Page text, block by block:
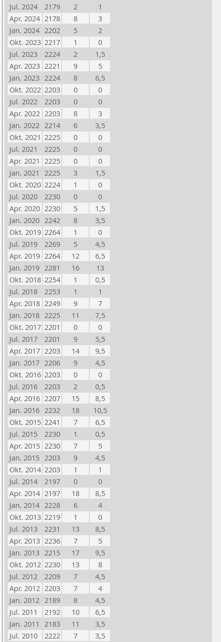
Jul. 2024
2179 2
1
Apr. 2024 2178 8
3
Jan. 2024 2202 5
2
Okt. 2023 2217 1
0
Jul. 2023
2224 2
1,5
Apr. 2023 2221 9
5
Jan. 2023 2224 8
6,5
Okt. 2022 2203 0
0
Jul. 2022
2203 0
0
Apr. 2022 2203 8
3
Jan. 2022 2214 6
3,5
Okt. 2021 2225 0
0
Jul. 2021
2225 0
0
Apr. 2021 2225 0
0
Jan. 2021 2225 3
1,5
Okt. 2020 2224 1
0
Jul. 2020
2230 0
0
Apr. 2020 2230 5
1,5
Jan. 2020 2242 8
3,5
Okt. 2019 2264 1
0
Jul. 2019
2269 5
4,5
Apr. 2019 2264 12
6,5
Jan. 2019 2281 16
13
Okt. 2018 2254 1
0,5
Jul. 2018
2253 1
1
Apr. 2018 2249 9
7
Jan. 2018 2225 11
7,5
Okt. 2017 2201 0
0
Jul. 2017
2201 9
5,5
Apr. 2017 2203 14
9,5
Jan. 2017 2206 9
4,5
Okt. 2016 2203 0
0
Jul. 2016
2203 2
0,5
Apr. 2016 2207 15
8,5
Jan. 2016 2232 18
10,5
Okt. 2015 2241 7
6,5
Jul. 2015
2230 1
0,5
Apr. 2015 2230 7
5
Jan. 2015 2203 9
4,5
Okt. 2014 2203 1
1
Jul. 2014
2197 0
0
Apr. 2014 2197 18
8,5
Jan. 2014 2228 6
4
Okt. 2013 2219 1
0
Jul. 2013
2231 13
8,5
Apr. 2013 2236 7
5
Jan. 2013 2215 17
9,5
Okt. 2012 2230 13
8
Jul. 2012
2209 7
4,5
Apr. 2012 2203 7
4
Jan. 2012 2189 8
4,5
Jul. 2011
2192 10
6,5
Jan. 2011 2183 11
3,5
Jul. 2010
2222 7
3,5